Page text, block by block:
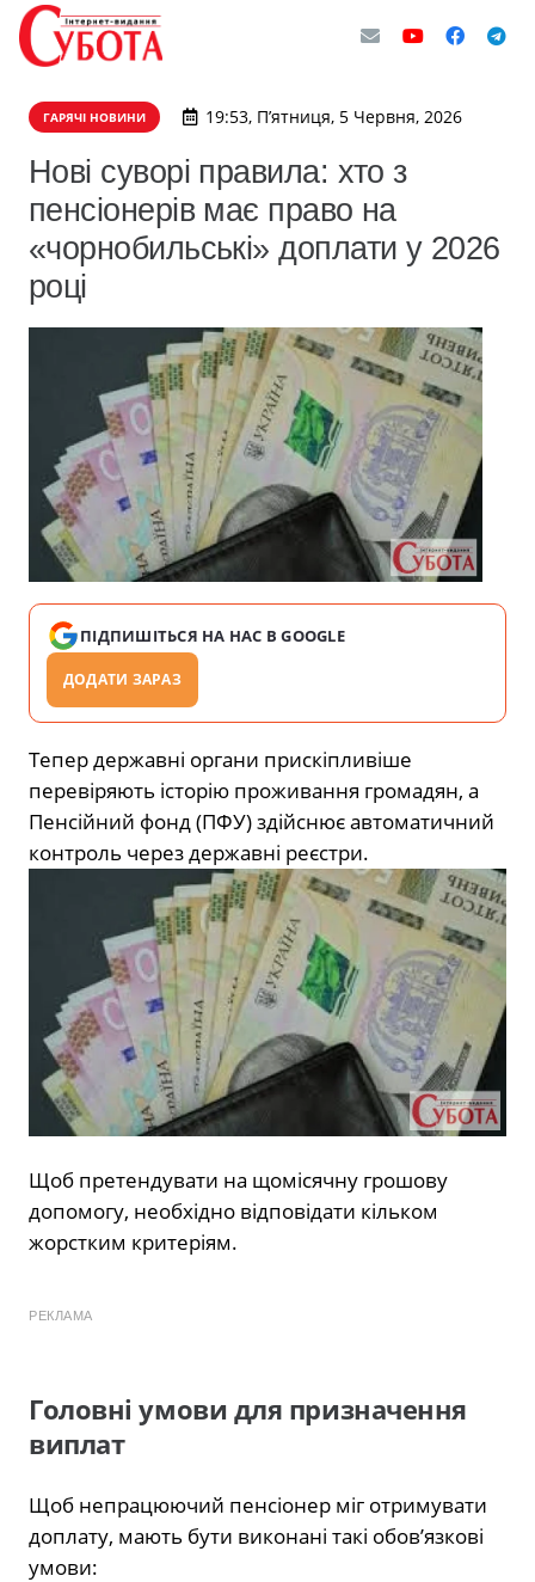
ГАРЯЧІ НОВИНИ 19:53, П’ятниця, 5 Червня, 2026
Нові суворі правила: хто з
пенсіонерів має право на
«чорнобильські» доплати у 2026
році
ПІДПИШІТЬСЯ НА НАС В GOOGLE
ДОДАТИ ЗАРАЗ
Тепер державні органи прискіпливіше
перевіряють історію проживання громадян, а
Пенсійний фонд (ПФУ) здійснює автоматичний
контроль через державні реєстри.
Щоб претендувати на щомісячну грошову
допомогу, необхідно відповідати кільком
жорстким критеріям.
РЕКЛАМА
Головні умови для призначення
виплат
Щоб непрацюючий пенсіонер міг отримувати
доплату, мають бути виконані такі обов’язкові
умови: